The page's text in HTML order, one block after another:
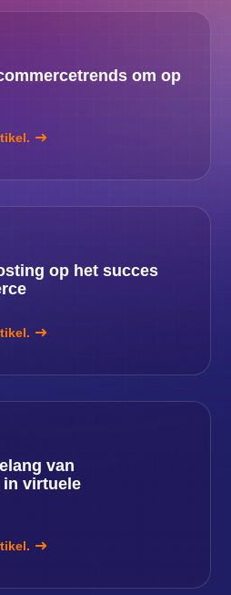
om op
op het succes
van
in virtuele